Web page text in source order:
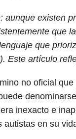
aunque existen
que
que
Este artículo
no oficial
inexacto e
autistas en su